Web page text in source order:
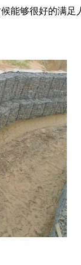
够很好的满足